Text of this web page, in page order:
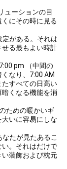
ューションの目
にその時に見る
定がある。それは
る最もよい時計
pm （中間の
なり、7:00 AM
たすべての日高い
くなる機能を消
ための暖かいギ
いに容易にしな
たが見たあるこ
。それはだけで
装飾および枕元